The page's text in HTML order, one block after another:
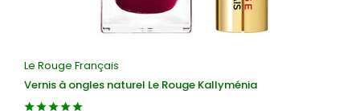
Le Rouge Français
Vernis à ongles naturel Le Rouge Kallyménia